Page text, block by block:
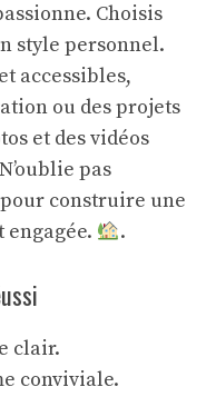
Choisis
style personnel.
accessibles,
ou des projets
et des vidéos
pas
construire une
.
clair.
conviviale.